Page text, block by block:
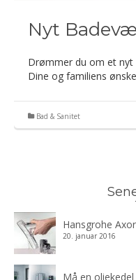
Nyt
Drømmer du om et
Dine og familiens
Bad & Sanitet
Hansgrohe
20. januar 2016
Må en